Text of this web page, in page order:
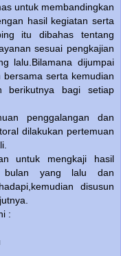
untuk membandingkan
hasil kegiatan serta
itu dibahas tentang
sesuai pengkajian
lalu.Bilamana dijumpai
serta kemudian
berikutnya bagi setiap
penggalangan dan
dilakukan pertemuan
untuk mengkaji hasil
bulan yang lalu dan
disusun
: